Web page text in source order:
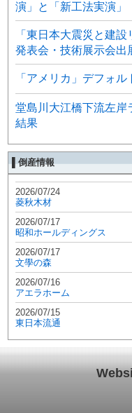
演」と「新工法実演」
「東日本大震災と建
発表会・技術展示会出
「アメリカ」デフォ
堂島川大江橋下流左岸
結果
▌倒産情報
2026/07/24
菱秋木材
2026/07/17
昭和ホールディングス
2026/07/17
文學の森
2026/07/16
アエラホーム
2026/07/15
東日本流通